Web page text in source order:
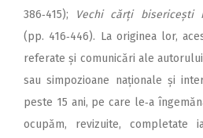
386‑415);
Vechi cărți bisericești
(pp. 416‑446). La originea lor,
referate și comunicări ale
sau simpozioane naționale și
peste 15 ani, pe care le‑a
ocupăm, revizuite, completate